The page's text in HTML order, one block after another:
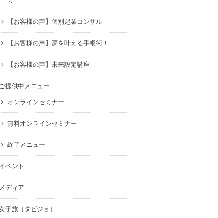
【お客様の声】個別起業コンサル
【お客様の声】夢を叶える手帳術！
【お客様の声】未来設定講座
提供中メニュー
オンラインセミナー
無料オンラインセミナー
終了メニュー
ベント
ディア
子旅（タビジョ）